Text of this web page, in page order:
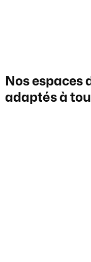
Nos espaces
adaptés à